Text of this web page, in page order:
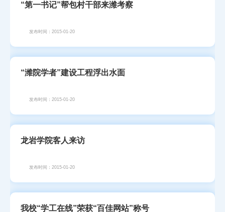
“第一书记”帮包村干部来潍考察
发布时间：2015-01-20
“潍院学者”建设工程浮出水面
发布时间：2015-01-20
龙岩学院客人来访
发布时间：2015-01-20
我校“学工在线”荣获“百佳网站”称号